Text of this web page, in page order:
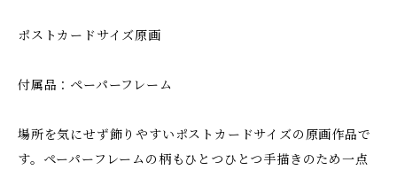
ポストカードサイズ原画
付属品：ペーパーフレーム
場所を気にせず飾りやすいポストカードサイズの原画作品で
す。ペーパーフレームの柄もひとつひとつ手描きのため一点